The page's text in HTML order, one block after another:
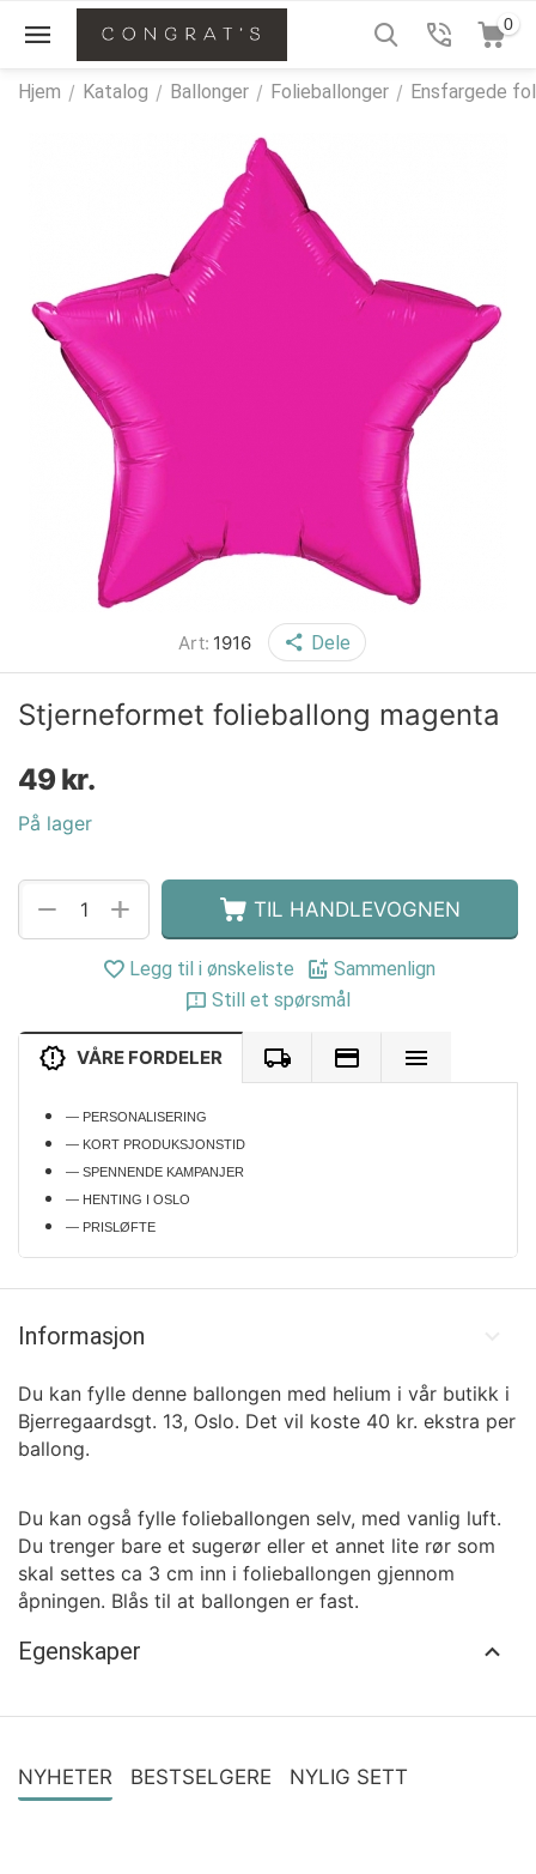
0
Hjem / Katalog / Ballonger / Folieballonger / Ensfargede
Art: 1916 Dele
Stjerneformet folieballong magenta
49 kr.
På lager
+
− TIL HANDLEVOGNEN
Legg til i ønskeliste
Sammenlign
Still et spørsmål
VÅRE FORDELER
— PERSONALISERING
— KORT PRODUKSJONSTID
— SPENNENDE KAMPANJER
— HENTING I OSLO
— PRISLØFTE
Informasjon
Du kan fylle denne ballongen med helium i vår butikk i
Bjerregaardsgt. 13, Oslo. Det vil koste 40 kr. ekstra per
ballong.
Du kan også fylle folieballongen selv, med vanlig luft.
Du trenger bare et sugerør eller et annet lite rør som
skal settes ca 3 cm inn i folieballongen gjennom
åpningen. Blås til at ballongen er fast.
Egenskaper
NYHETER BESTSELGERE NYLIG SETT